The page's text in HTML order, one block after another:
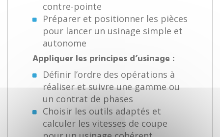
contre-pointe
Préparer et positionner les pièces
pour lancer un usinage simple et
autonome
Appliquer les principes d’usinage :
Définir l’ordre des opérations à
réaliser et suivre une gamme ou
un contrat de phases
Choisir les outils adaptés et
calculer les vitesses de coupe